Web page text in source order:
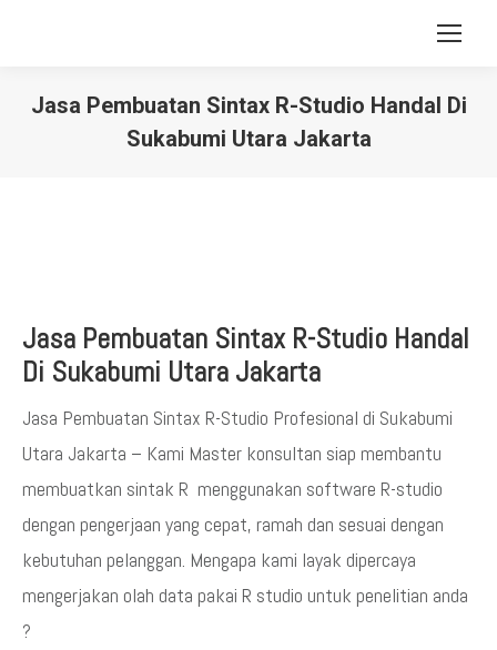
Jasa Pembuatan Sintax R-Studio Handal Di
Sukabumi Utara Jakarta
Jasa Pembuatan Sintax R-Studio Handal
Di Sukabumi Utara Jakarta
Jasa Pembuatan Sintax R-Studio Profesional di Sukabumi
Utara Jakarta – Kami Master konsultan siap membantu
membuatkan sintak R menggunakan software R-studio
dengan pengerjaan yang cepat, ramah dan sesuai dengan
kebutuhan pelanggan. Mengapa kami layak dipercaya
mengerjakan olah data pakai R studio untuk penelitian anda
?